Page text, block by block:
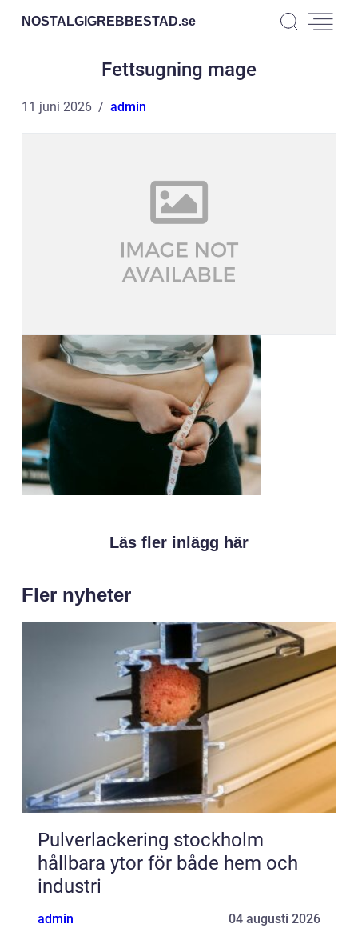
NOSTALGIGREBBESTAD.se
Fettsugning mage
11 juni 2026 admin
Läs fler inlägg här
Fler nyheter
Pulverlackering stockholm
hållbara ytor för både hem och
industri
admin 04 augusti 2026